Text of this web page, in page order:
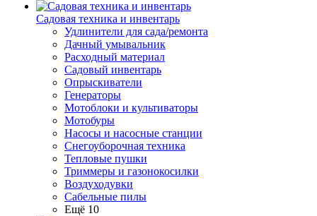
Садовая техника и инвентарь
Удлинители для сада/ремонта
Дачный умывальник
Расходный материал
Садовый инвентарь
Опрыскиватели
Генераторы
Мотоблоки и культиваторы
Мотобуры
Насосы и насосные станции
Снегоуборочная техника
Тепловые пушки
Триммеры и газонокосилки
Воздуходувки
Сабельные пилы
Ещё 10